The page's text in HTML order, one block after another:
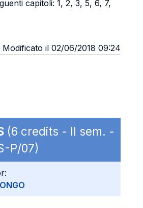
capitoli: 1, 2, 3, 5, 6, 7,
Modificato il 02/06/2018 09:24
(6 credits - II sem. -
P/07)